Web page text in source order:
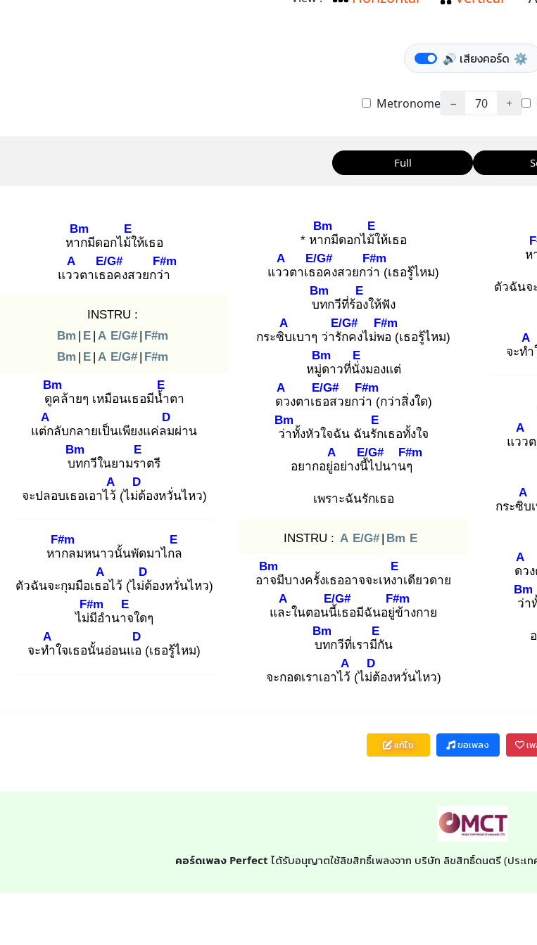
🔊 เสียงคอร์ด ⚙️
Metronome − 70 +
Full
หาก
Bm
มีดอกไม้ใ
E
ห้เธอ
แวว
A
ตาเธอ
E/G#
คงสวยกว่า
F#m
INSTRU :
Bm | E | A E/G# | F#m
Bm | E | A E/G# | F#m
ดูค
Bm
ล้ายๆ เหมือนเธอมีน้ำ
E
ตา
แต่ก
A
ลับกลายเป็นเพียงแค่ลม
D
ผ่าน
บท
Bm
กวีในยามรา
E
ตรี
จะปลอบเธอเอาไว้
A
(ไม่ต้
D
องหวั่นไหว)
หาก
F#m
ลมหนาวนั้นพัดมาไกล
E
ตัวฉันจะกุมมือเธอ
A
ไว้ (ไม่ต้
D
องหวั่นไหว)
ไม่มี
F#m
อำนาจ
E
ใดๆ
จะทำ
A
ใจเธอนั้นอ่อนแอ
D
(เธอรู้ไหม)
* หาก
Bm
มีดอกไม้ใ
E
ห้เธอ
แวว
A
ตาเธอ
E/G#
คงสวยกว่า
F#m
(เธอรู้ไหม)
บท
Bm
กวีที่ร้อง
E
ให้ฟัง
กระซิบ
A
เบาๆ ว่ารัก
E/G#
คงไม่พอ
F#m
(เธอรู้ไหม)
หมู่ด
Bm
าวที่นั่ง
E
มองแต่
ดว
A
งตาเธอ
E/G#
สวยกว่า
F#m
(กว่าสิ่งใด)
ว่า
Bm
ทั้งหัวใจฉัน ฉันรัก
E
เธอทั้งใจ
อยากอยู่อ
A
ย่างนี้ไ
E/G#
ปนานๆ
F#m
เพราะฉันรักเธอ
INSTRU : A E/G# | Bm E
อาจ
Bm
มีบางครั้งเธออาจจะเหงา
E
เดียวดาย
และ
A
ในตอนนี้เ
E/G#
ธอมีฉันอยู่ข้
F#m
างกาย
บท
Bm
กวีที่เรามีกั
E
น
จะกอดเราเอาไว้
A
(ไม่ต้
D
องหวั่นไหว)
ห
ตัวฉันจ
จะทำ
A
แวว
A
กระซิบ
A
ดว
A
ว่า
Bm
แก้ไข ขอเพลง เพ
คอร์ดเพลง Perfect ได้รับอนุญาตใช้ลิขสิทธิ์เพลงจาก บริษัท ลิขสิทธิ์ดนตรี (ประเ